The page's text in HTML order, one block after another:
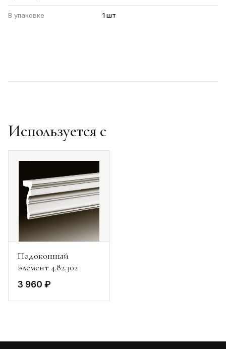
В упаковке 1 шт
Используется с
Подоконный
элемент 4.82.302
3 960 ₽